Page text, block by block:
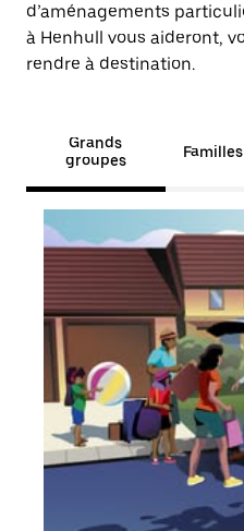
d’aménagements
à Henhull vous aideront,
rendre à destination.
Grands
groupes
Familles